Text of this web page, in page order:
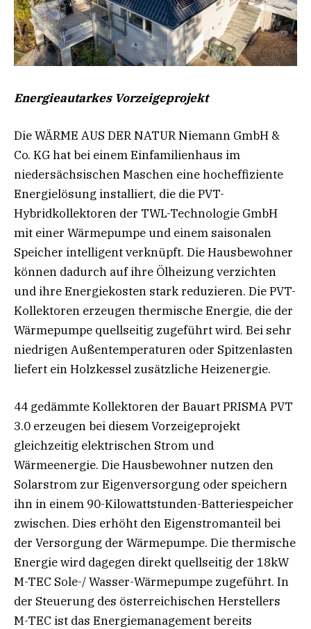
Energieautarkes Vorzeigeprojekt
Die WÄRME AUS DER NATUR Niemann GmbH &
Co. KG hat bei einem Einfamilienhaus im
niedersächsischen Maschen eine hocheffiziente
Energielösung installiert, die die PVT-
Hybridkollektoren der TWL-Technologie GmbH
mit einer Wärmepumpe und einem saisonalen
Speicher intelligent verknüpft. Die Hausbewohner
können dadurch auf ihre Ölheizung verzichten
und ihre Energiekosten stark reduzieren. Die PVT-
Kollektoren erzeugen thermische Energie, die der
Wärmepumpe quellseitig zugeführt wird. Bei sehr
niedrigen Außentemperaturen oder Spitzenlasten
liefert ein Holzkessel zusätzliche Heizenergie.
44 gedämmte Kollektoren der Bauart PRISMA PVT
3.0 erzeugen bei diesem Vorzeigeprojekt
gleichzeitig elektrischen Strom und
Wärmeenergie. Die Hausbewohner nutzen den
Solarstrom zur Eigenversorgung oder speichern
ihn in einem 90-Kilowattstunden-Batteriespeicher
zwischen. Dies erhöht den Eigenstromanteil bei
der Versorgung der Wärmepumpe. Die thermische
Energie wird dagegen direkt quellseitig der 18kW
M-TEC Sole-/ Wasser-Wärmepumpe zugeführt. In
der Steuerung des österreichischen Herstellers
M-TEC ist das Energiemanagement bereits